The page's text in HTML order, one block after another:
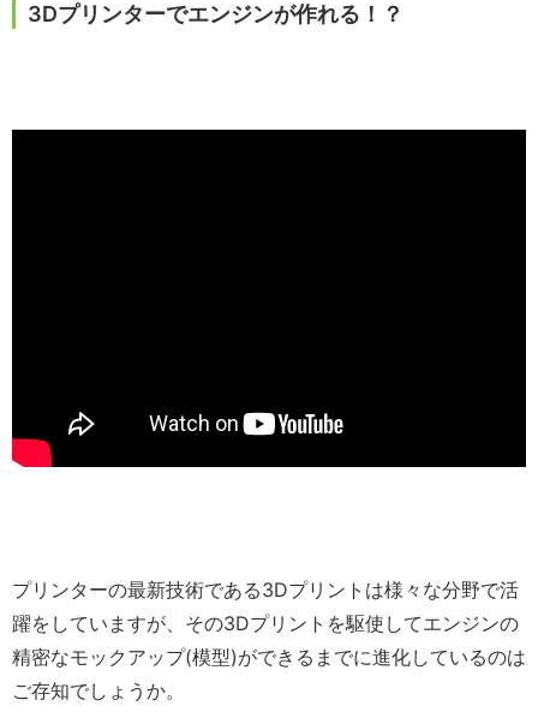
3Dプリンターでエンジンが作れる！？
プリンターの最新技術である3Dプリントは様々な分野で活
躍をしていますが、その3Dプリントを駆使してエンジンの
精密なモックアップ(模型)ができるまでに進化しているのは
ご存知でしょうか。